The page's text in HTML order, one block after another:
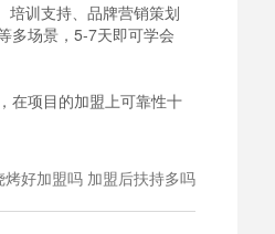
培训支持、品牌营销策划
多场景，5-7天即可学会
在项目的加盟上可靠性十
好加盟吗 加盟后扶持多吗